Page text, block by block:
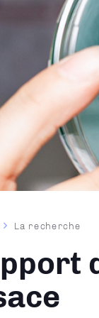
La recherche